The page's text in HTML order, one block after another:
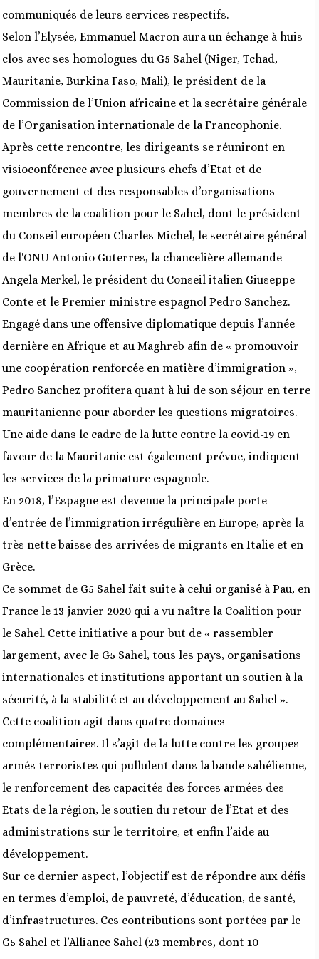
communiqués de leurs services respectifs.
Selon l’Elysée, Emmanuel Macron aura un échange à huis
clos avec ses homologues du G5 Sahel (Niger, Tchad,
Mauritanie, Burkina Faso, Mali), le président de la
Commission de l’Union africaine et la secrétaire générale
de l’Organisation internationale de la Francophonie.
Après cette rencontre, les dirigeants se réuniront en
visioconférence avec plusieurs chefs d’Etat et de
gouvernement et des responsables d’organisations
membres de la coalition pour le Sahel, dont le président
du Conseil européen Charles Michel, le secrétaire général
de l'ONU Antonio Guterres, la chancelière allemande
Angela Merkel, le président du Conseil italien Giuseppe
Conte et le Premier ministre espagnol Pedro Sanchez.
Engagé dans une offensive diplomatique depuis l’année
dernière en Afrique et au Maghreb afin de « promouvoir
une coopération renforcée en matière d’immigration »,
Pedro Sanchez profitera quant à lui de son séjour en terre
mauritanienne pour aborder les questions migratoires.
Une aide dans le cadre de la lutte contre la covid-19 en
faveur de la Mauritanie est également prévue, indiquent
les services de la primature espagnole.
En 2018, l’Espagne est devenue la principale porte
d’entrée de l’immigration irrégulière en Europe, après la
très nette baisse des arrivées de migrants en Italie et en
Grèce.
Ce sommet de G5 Sahel fait suite à celui organisé à Pau, en
France le 13 janvier 2020 qui a vu naître la Coalition pour
le Sahel. Cette initiative a pour but de « rassembler
largement, avec le G5 Sahel, tous les pays, organisations
internationales et institutions apportant un soutien à la
sécurité, à la stabilité et au développement au Sahel ».
Cette coalition agit dans quatre domaines
complémentaires. Il s’agit de la lutte contre les groupes
armés terroristes qui pullulent dans la bande sahélienne,
le renforcement des capacités des forces armées des
Etats de la région, le soutien du retour de l’Etat et des
administrations sur le territoire, et enfin l’aide au
développement.
Sur ce dernier aspect, l’objectif est de répondre aux défis
en termes d’emploi, de pauvreté, d’éducation, de santé,
d’infrastructures. Ces contributions sont portées par le
G5 Sahel et l’Alliance Sahel (23 membres, dont 10